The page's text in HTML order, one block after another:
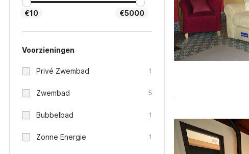
€10 €5000
Voorzieningen
Privé Zwembad 1
Zwembad 5
Bubbelbad 1
Zonne Energie 1